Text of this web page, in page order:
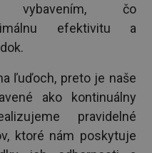
vybavením, čo
efektivitu a
ľuďoch, preto je naše
ako kontinuálny
pravidelné
ktoré nám poskytuje